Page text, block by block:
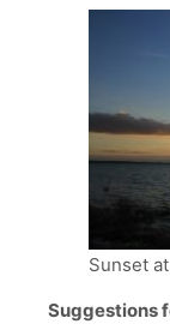
Sunset
Suggestions